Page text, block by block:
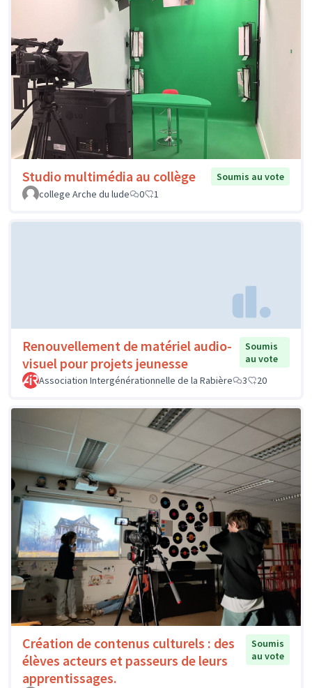
Studio multimédia au collège
Soumis au vote
college Arche du lude
0 1
Renouvellement de matériel audio-
visuel pour projets jeunesse
Soumis
au vote
Association Intergénérationnelle de la Rabière
3 20
Création de contenus culturels : des
élèves acteurs et passeurs de leurs
apprentissages.
Soumis
au vote